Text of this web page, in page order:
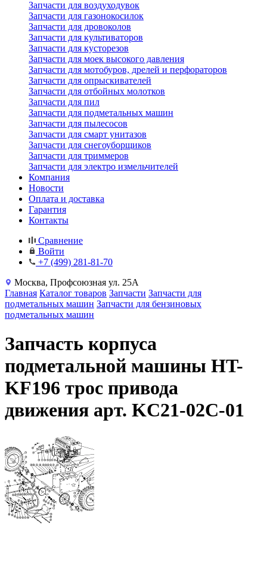
Запчасти для воздуходувок
Запчасти для газонокосилок
Запчасти для дровоколов
Запчасти для культиваторов
Запчасти для кусторезов
Запчасти для моек высокого давления
Запчасти для мотобуров, дрелей и перфораторов
Запчасти для опрыскивателей
Запчасти для отбойных молотков
Запчасти для пил
Запчасти для подметальных машин
Запчасти для пылесосов
Запчасти для смарт унитазов
Запчасти для снегоуборщиков
Запчасти для триммеров
Запчасти для электро измельчителей
Компания
Новости
Оплата и доставка
Гарантия
Контакты
Сравнение
Войти
+7 (499) 281-81-70
Москва, Профсоюзная ул. 25А
Главная Каталог товаров Запчасти Запчасти для
подметальных машин Запчасти для бензиновых
подметальных машин
Запчасть корпуса
подметальной машины HT-
KF196 трос привода
движения арт. KC21-02C-01